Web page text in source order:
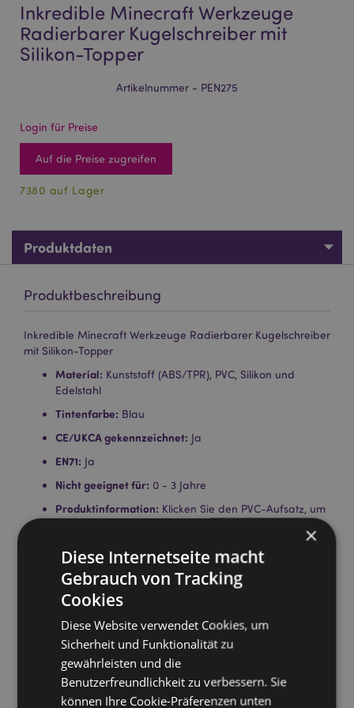
Inkredible Minecraft Werkzeuge
Radierbarer Kugelschreiber mit
Silikon-Topper
Artikelnummer - PEN275
Login für Preise
Auf die Preise zugreifen
7380 auf Lager
Produktdaten
Produktbeschreibung
Inkredible Minecraft Werkzeuge Radierbarer Kugelschreiber
mit Silikon-Topper
Material: Kunststoff (ABS/TPR), PVC, Silikon und
Edelstahl
Tintenfarbe: Blau
CE/UKCA gekennzeichnet: Ja
EN71: Ja
Nicht geeignet für: 0 - 3 Jahre
Produktinformation: Klicken Sie den PVC-Aufsatz, um
geschrieben haben, mit der Gummispitze oben am
Stift
Lizenz-Informationen:Dieses Produkt ist für die unten
aufgeführten Länder vollständig lizenziert. Wenn Sie
Sie bitte nicht, dieses Produkt zu kaufen. Andernfalls
wird es aus Ihrer Bestellung entfernt. Für weitere
Informationen wenden Sie sich bitte an unseren
Kundenservice.
Lizenzierte Gebiete:Åland-Inseln, Albanien,
×
Diese Internetseite macht
Gebrauch von Tracking
Cookies
Diese Website verwendet Cookies, um
Sicherheit und Funktionalität zu
gewährleisten und die
Benutzerfreundlichkeit zu verbessern. Sie
können Ihre Cookie-Präferenzen unten